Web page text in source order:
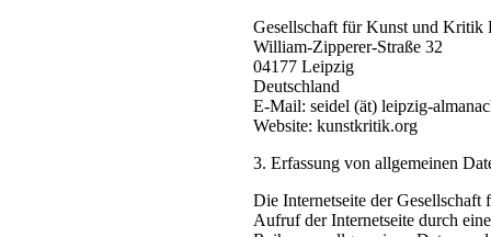
Gesellschaft für Kunst und Kritik
William-Zipperer-Straße 32
04177 Leipzig
Deutschland
E-Mail: seidel (ät) leipzig-
Website: kunstkritik.org
3. Erfassung von allgemeinen
Die Internetseite der
Aufruf der Internetseite durch